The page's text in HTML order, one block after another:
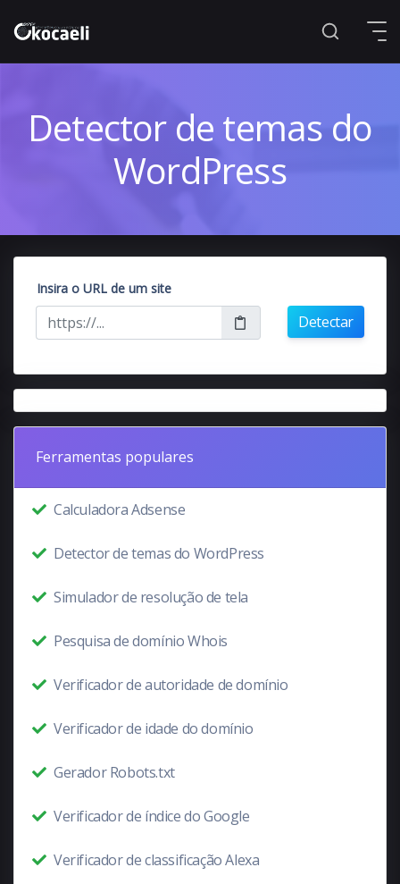
Detector de temas do
WordPress
Insira o URL de um site
Detectar
Ferramentas populares
Calculadora Adsense
Detector de temas do WordPress
Simulador de resolução de tela
Pesquisa de domínio Whois
Verificador de autoridade de domínio
Verificador de idade do domínio
Gerador Robots.txt
Verificador de índice do Google
Verificador de classificação Alexa